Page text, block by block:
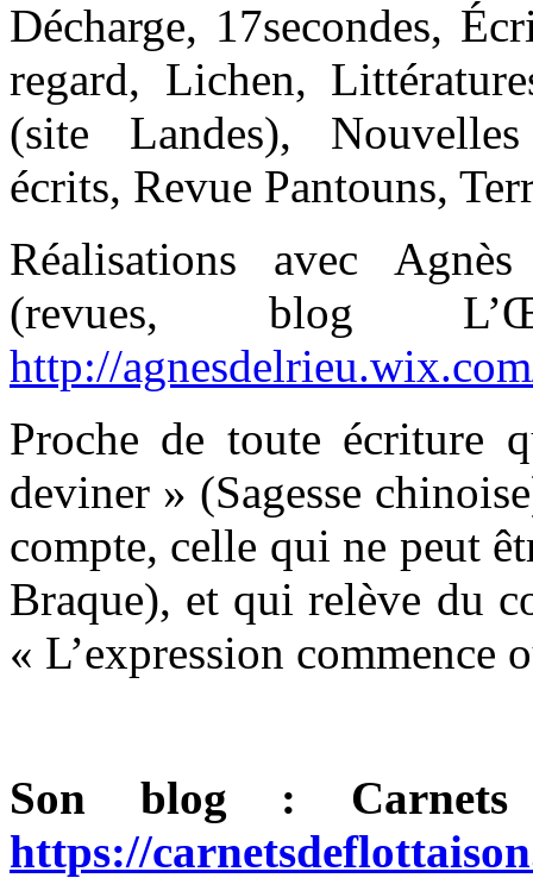
Décharge, 17secondes,
regard, Lichen,
(site Landes), Nouvelles
écrits, Revue Pantouns,
Réalisations avec
(revues, blog
http://
Proche de toute écriture
deviner » (Sagesse
compte, celle qui ne peut
Braque), et qui relève du
« L’expression commence
Son blog :
https://